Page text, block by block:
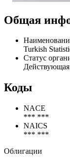
Общая
Turkish
Статус
Действующая
Коды
NACE
*** ***
NAICS
*** ***
Облигации